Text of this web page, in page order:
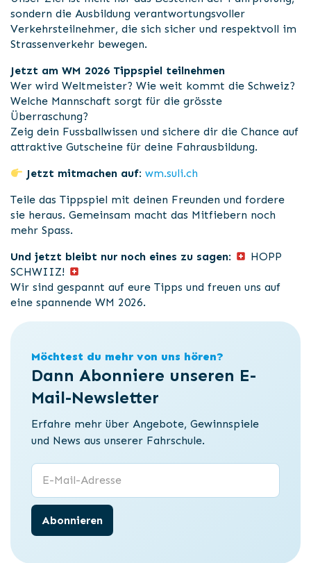
sondern die Ausbildung verantwortungsvoller
Verkehrsteilnehmer, die sich sicher und respektvoll im
Strassenverkehr bewegen.
Jetzt am WM 2026 Tippspiel teilnehmen
Wer wird Weltmeister? Wie weit kommt die Schweiz?
Welche Mannschaft sorgt für die grösste
Überraschung?
Zeig dein Fussballwissen und sichere dir die Chance auf
attraktive Gutscheine für deine Fahrausbildung.
Jetzt mitmachen auf:wm.suli.ch
Teile das Tippspiel mit deinen Freunden und fordere
sie heraus. Gemeinsam macht das Mitfiebern noch
mehr Spass.
Und jetzt bleibt nur noch eines zu sagen:
HOPP
SCHWIIZ!
Wir sind gespannt auf eure Tipps und freuen uns auf
eine spannende WM 2026.
Möchtest du mehr von uns hören?
Dann Abonniere unseren E-
Mail-Newsletter
Erfahre mehr über Angebote, Gewinnspiele
und News aus unserer Fahrschule.